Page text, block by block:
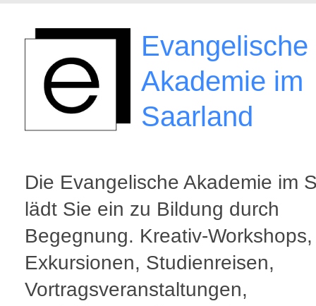
Evangelische
Akademie im
Saarland
Die Evangelische Akademie im
lädt Sie ein zu Bildung durch
Begegnung. Kreativ-Workshops,
Exkursionen, Studienreisen,
Vortragsveranstaltungen,